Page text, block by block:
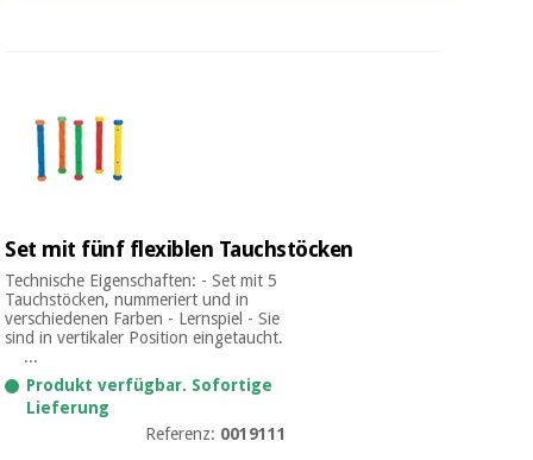
Set mit fünf flexiblen Tauchstöcken
Technische Eigenschaften: - Set mit 5
Tauchstöcken, nummeriert und in
verschiedenen Farben - Lernspiel - Sie
sind in vertikaler Position eingetaucht.
...
Produkt verfügbar. Sofortige
Lieferung
Referenz: 0019111